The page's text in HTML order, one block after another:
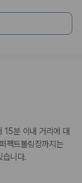
요?
업체별 가격, 차종,
다.
하나요?
15분 이내 거리에 대
펙트볼링장까지는
습니다.